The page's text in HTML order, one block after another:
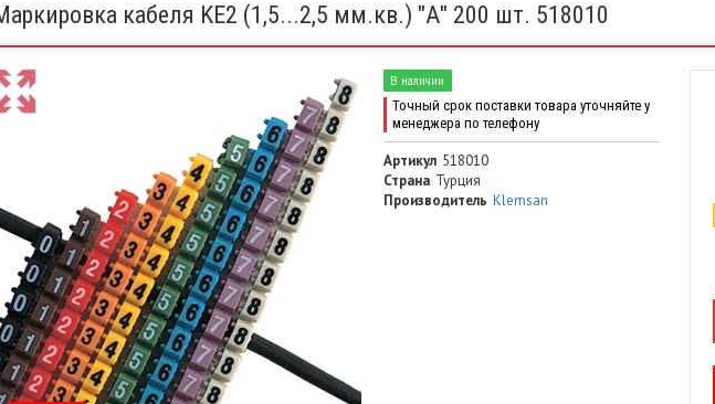
кабеля KE2 (1,5...2,5 мм.кв.) "А" 200 шт. 518010
В наличии
Точный срок поставки товара уточняйте у
менеджера по телефону
Артикул 518010
Страна Турция
Производитель Klemsan